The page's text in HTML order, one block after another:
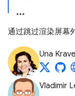
通过跳过渲染屏幕
Una
Vladimir